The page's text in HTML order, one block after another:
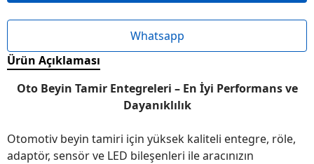
Whatsapp
Ürün Açıklaması
Oto Beyin Tamir Entegreleri – En İyi Performans ve
Dayanıklılık
Otomotiv beyin tamiri için yüksek kaliteli entegre, röle,
adaptör, sensör ve LED bileşenleri ile aracınızın